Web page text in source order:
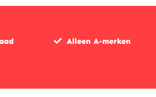
Alleen A-merken